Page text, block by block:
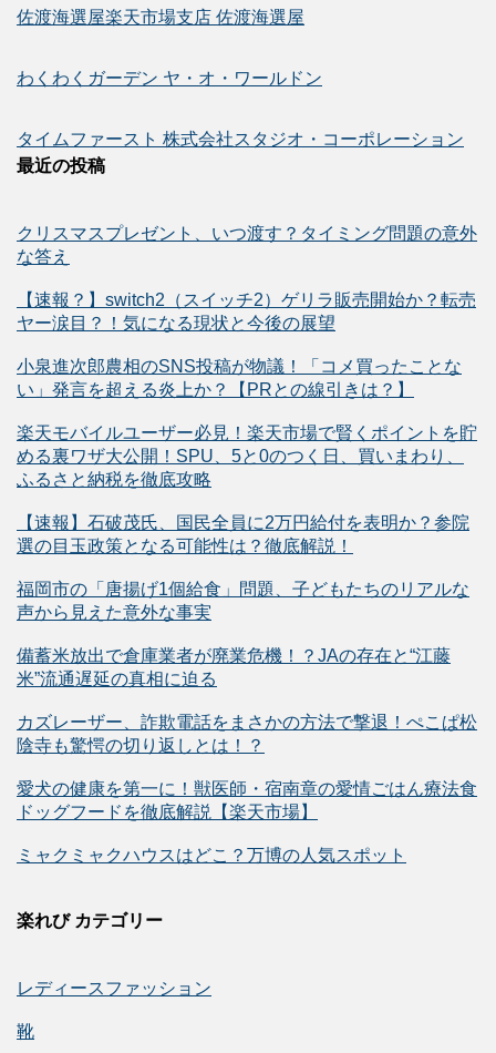
佐渡海選屋楽天市場支店 佐渡海選屋
わくわくガーデン ヤ・オ・ワールドン
タイムファースト 株式会社スタジオ・コーポレーション
最近の投稿
クリスマスプレゼント、いつ渡す？タイミング問題の意外
な答え
【速報？】switch2（スイッチ2）ゲリラ販売開始か？転売
ヤー涙目？！気になる現状と今後の展望
小泉進次郎農相のSNS投稿が物議！「コメ買ったことな
い」発言を超える炎上か？【PRとの線引きは？】
楽天モバイルユーザー必見！楽天市場で賢くポイントを貯
める裏ワザ大公開！SPU、5と0のつく日、買いまわり、
ふるさと納税を徹底攻略
【速報】石破茂氏、国民全員に2万円給付を表明か？参院
選の目玉政策となる可能性は？徹底解説！
福岡市の「唐揚げ1個給食」問題、子どもたちのリアルな
声から見えた意外な事実
備蓄米放出で倉庫業者が廃業危機！？JAの存在と“江藤
米”流通遅延の真相に迫る
カズレーザー、詐欺電話をまさかの方法で撃退！ぺこぱ松
陰寺も驚愕の切り返しとは！？
愛犬の健康を第一に！獣医師・宿南章の愛情ごはん療法食
ドッグフードを徹底解説【楽天市場】
ミャクミャクハウスはどこ？万博の人気スポット
楽れび カテゴリー
レディースファッション
靴